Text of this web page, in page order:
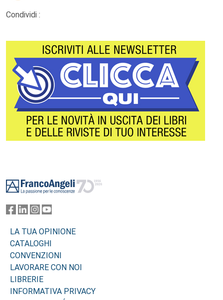
Condividi :
LA TUA OPINIONE
CATALOGHI
CONVENZIONI
LAVORARE CON NOI
LIBRERIE
INFORMATIVA PRIVACY